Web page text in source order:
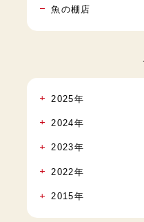
魚の棚店
2025年
2024年
2023年
2022年
2015年